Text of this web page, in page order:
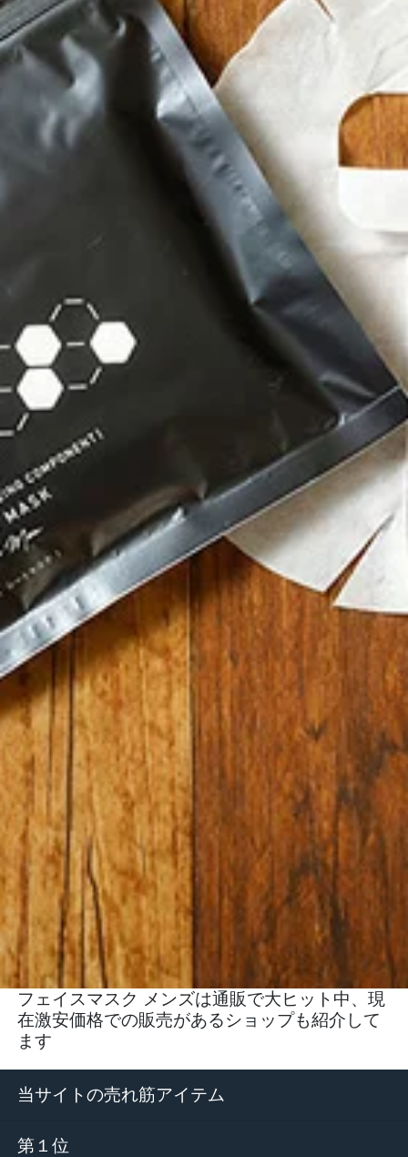
フェイスマスク メンズは通販で大ヒット中、現
在激安価格での販売があるショップも紹介して
ます
当サイトの売れ筋アイテム
第１位